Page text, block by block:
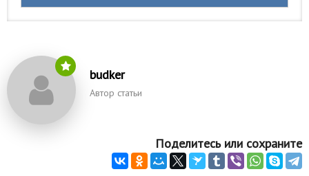
budker
Автор статьи
Поделитесь или сохраните